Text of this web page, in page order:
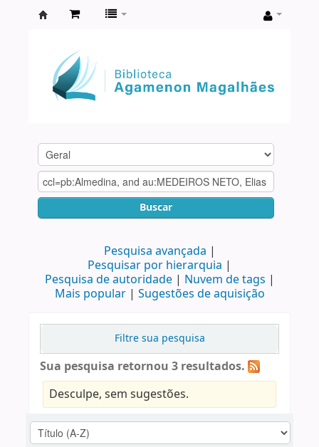
Agamenon
Magalhães
Buscar
Pesquisa avançada
Pesquisar por hierarquia
Pesquisa de autoridade
Nuvem de tags
Mais popular
Sugestões de aquisição
Filtre sua pesquisa
Sua pesquisa retornou 3 resultados.
Desculpe, sem sugestões.